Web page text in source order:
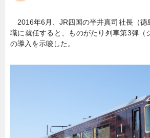
副業
2016年6月、JR四国の半井真司社長（徳
職に就任すると、ものがたり列車第3弾（
の導入を示唆した。